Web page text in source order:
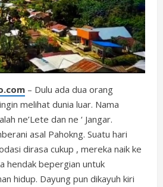
– Dulu ada dua orang
melihat dunia luar. Nama
ne’Lete dan ne ‘ Jangar.
asal Pahokng. Suatu hari
dirasa cukup , mereka naik ke
hendak bepergian untuk
hidup. Dayung pun dikayuh kiri